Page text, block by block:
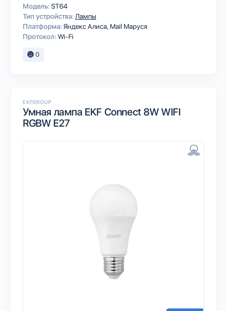
Модель:ST64
Тип устройства: Лампы
Платформа:Яндекс Алиса Mail Маруся
Протокол:Wi-Fi
0
EKFGROUP
Умная лампа EKF Connect 8W WIFI
RGBW E27